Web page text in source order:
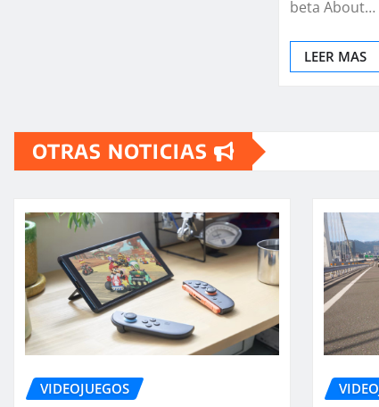
beta About…
LEER MAS
OTRAS NOTICIAS
VIDEOJUEGOS